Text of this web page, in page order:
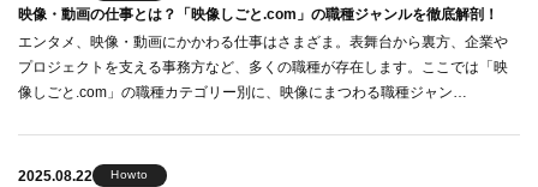
映像・動画の仕事とは？「映像しごと.com」の職種ジャンルを徹底解剖！
エンタメ、映像・動画にかかわる仕事はさまざま。表舞台から裏方、企業や
プロジェクトを支える事務方など、多くの職種が存在します。ここでは「映
像しごと.com」の職種カテゴリー別に、映像にまつわる職種ジャン…
2025.08.22 Howto